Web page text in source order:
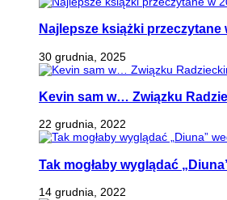
Najlepsze książki przeczytane
30 grudnia, 2025
Kevin sam w… Związku
22 grudnia, 2022
Tak mogłaby wyglądać
14 grudnia, 2022